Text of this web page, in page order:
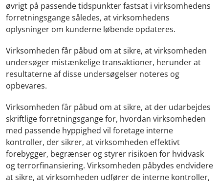
øvrigt på passende tidspunkter fastsat i virksomhedens
forretningsgange således, at virksomhedens
oplysninger om kunderne løbende opdateres.
Virksomheden får påbud om atsikre, at virksomheden
undersøger mistænkelige transaktioner, herunder at
resultaterne af disse undersøgelser noteres og
opbevares.
Virksomheden får påbud om at sikre, at der udarbejdes
skriftlige forretningsgange for, hvordan virksomheden
med passende hyppighed vil foretage interne
kontroller, der sikrer, at virksomheden effektivt
forebygger, begrænser og styrer risikoen for hvidvask
og terrorfinansiering. Virksomheden påbydes endvidere
at sikre, at virksomheden udfører de interne kontroller,